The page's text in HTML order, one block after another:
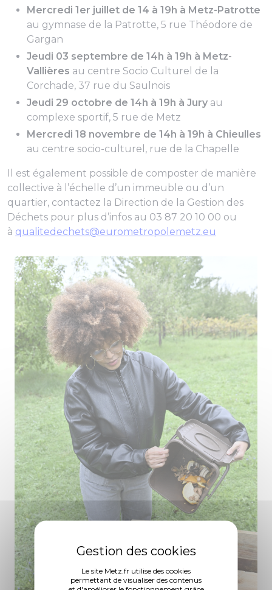
Le site Metz.fr utilise des cookies
permettant de visualiser des contenus
Mercredi 1er juillet de 14 à 19h à Metz-Patrotte
au gymnase de la Patrotte, 5 rue Théodore de
Gargan
Jeudi 03 septembre de 14h à 19h à Metz-
Vallières au centre Socio Culturel de la
Corchade, 37 rue du Saulnois
Jeudi 29 octobre de 14h à 19h à Jury au
complexe sportif, 5 rue de Metz
Mercredi 18 novembre de 14h à 19h à Chieulles
au centre socio-culturel, rue de la Chapelle
Il est également possible de composter de manière
collective à l’échelle d’un immeuble ou d’un
quartier, contactez la Direction de la Gestion des
Déchets pour plus d’infos au 03 87 20 10 00 ou
à qualitedechets@eurometropolemetz.eu